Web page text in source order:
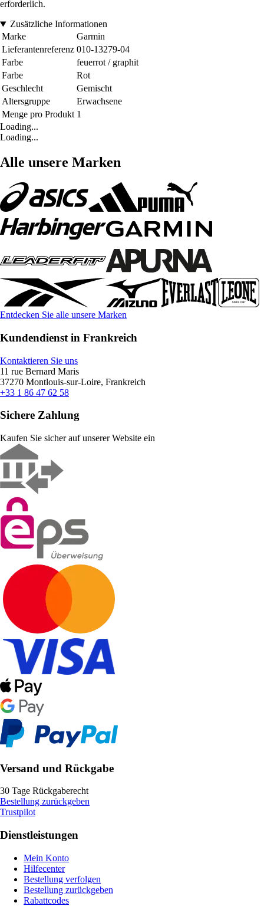
erforderlich.
Zusätzliche Informationen
Marke
Garmin
Lieferantenreferenz 010-13279-04
Farbe
feuerrot / graphit
Farbe
Rot
Geschlecht
Gemischt
Altersgruppe
Erwachsene
Menge pro Produkt 1
Loading...
Loading...
Alle unsere Marken
Entdecken Sie alle unsere Marken
Kundendienst in Frankreich
Kontaktieren Sie uns
11 rue Bernard Maris
37270 Montlouis-sur-Loire, Frankreich
+33 1 86 47 62 58
Sichere Zahlung
Kaufen Sie sicher auf unserer Website ein
Versand und Rückgabe
30 Tage Rückgaberecht
Bestellung zurückgeben
Trustpilot
Dienstleistungen
Mein Konto
Hilfecenter
Bestellung verfolgen
Bestellung zurückgeben
Rabattcodes